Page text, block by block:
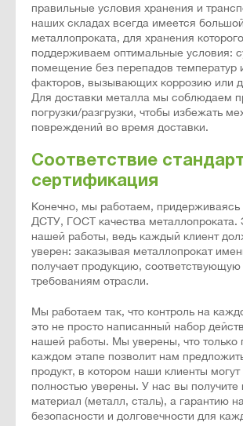
правильные условия хранения и
наших складах всегда имеется
металлопроката, для хранения
поддерживаем оптимальные условия:
помещение без перепадов температур
факторов, вызывающих коррозию или
Для доставки металла мы соблюдаем
погрузки/разгрузки, чтобы избежать
повреждений во время доставки.
Соответствие
сертификация
Конечно, мы работаем, придерживаясь
ДСТУ, ГОСТ качества металлопроката.
нашей работы, ведь каждый клиент
уверен: заказывая металлопрокат
получает продукцию,
требованиям отрасли.
Мы работаем так, что контроль на
это не просто написанный набор
нашей работы. Мы уверены, что только
каждом этапе позволит нам
продукт, в котором наши клиенты могут
полностью уверены. У нас вы получите
материал (металл, сталь), а гарантию
безопасности и долговечности для